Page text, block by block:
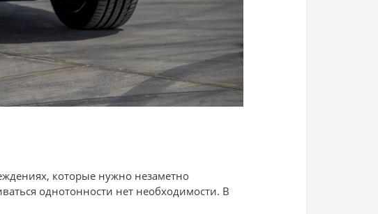
которые нужно незаметно
однотонности нет необходимости. В